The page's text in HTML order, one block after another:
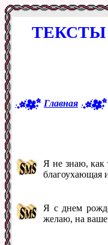
Главная
Я не знаю, как
благоухающая
Я с днем
желаю, на